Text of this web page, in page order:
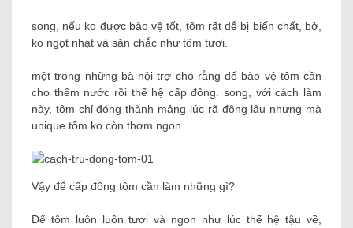
song, nếu ko được bảo vệ tốt, tôm rất dễ bị biến chất, bở,
ko ngọt nhạt và săn chắc như tôm tươi.
một trong những bà nội trợ cho rằng để bảo vệ tôm cần
cho thêm nước rồi thế hệ cấp đông. song, với cách làm
này, tôm chỉ đóng thành mảng lúc rã đông lâu nhưng mà
unique tôm ko còn thơm ngon.
Vậy để cấp đông tôm cần làm những gì?
Để tôm luôn luôn tươi và ngon như lúc thế hệ tậu về,